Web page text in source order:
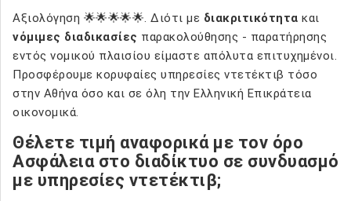
Αξιολόγηση 🌟🌟🌟🌟🌟. Διότι με διακριτικότητα και
νόμιμες διαδικασίες παρακολούθησης - παρατήρησης
εντός νομικού πλαισίου είμαστε απόλυτα επιτυχημένοι.
Προσφέρουμε κορυφαίες υπηρεσίες ντετέκτιβ τόσο
στην Αθήνα όσο και σε όλη την Ελληνική Επικράτεια
οικονομικά.
Θέλετε τιμή αναφορικά με τον όρο
Ασφάλεια στο διαδίκτυο σε συνδυασμό
με υπηρεσίες ντετέκτιβ;